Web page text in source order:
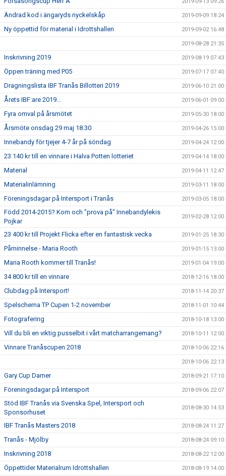
Ändrad kod i ängaryds nyckelskåp 2019-09-09 18:24
Ny öppettid för material i Idrottshallen 2019-09-02 16:48
2019-08-28 21:35
Inskrivning 2019 2019-08-19 07:43
Öppen träning med P05 2019-07-17 07:40
Dragningslista IBF Tranås Billotteri 2019 2019-06-10 21:00
Årets IBF:are 2019... 2019-06-01 09:00
Fyra omval på årsmötet 2019-05-30 18:00
Årsmöte onsdag 29 maj 18.30 2019-04-26 15:00
Innebandy för tjejer 4-7 år på söndag 2019-04-24 12:00
23 140 kr till en vinnare i Halva Potten lotteriet 2019-04-14 18:00
Material 2019-04-11 12:47
Materialinlämning 2019-03-11 18:00
Föreningsdagar på Intersport i Tranås 2019-03-05 18:00
Född 2014-2015? Kom och "prova på" Innebandylekis
Pojkar
2019-02-28 12:00
23 400 kr till Projekt Flicka efter en fantastisk vecka 2019-01-25 18:30
Påminnelse - Maria Rooth 2019-01-15 13:00
Maria Rooth kommer till Tranås! 2019-01-04 19:00
34 800 kr till en vinnare 2018-12-16 18:00
Clubdag på Intersport! 2018-11-14 20:37
Spelschema TP Cupen 1-2 november 2018-11-01 10:44
Fotografering 2018-10-18 13:00
Vill du bli en viktig pusselbit i vårt matcharrangemang? 2018-10-11 12:00
Vinnare Tranåscupen 2018 2018-10-06 22:16
2018-10-06 22:13
Gary Cup Damer 2018-09-21 17:10
Föreningsdagar på Intersport 2018-09-06 22:07
Stöd IBF Tranås via Svenska Spel, Intersport och
Sponsorhuset
2018-08-30 14:53
IBF Tranås Masters 2018 2018-08-24 11:27
Tranås - Mjölby 2018-08-24 09:10
Inskrivning 2018 2018-08-22 12:00
Öppettider Materialrum Idrottshallen 2018-08-19 14:00